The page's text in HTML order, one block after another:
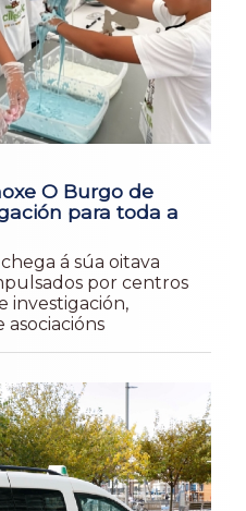
O Burgo de
para toda a
á súa oitava
por centros
investigación,